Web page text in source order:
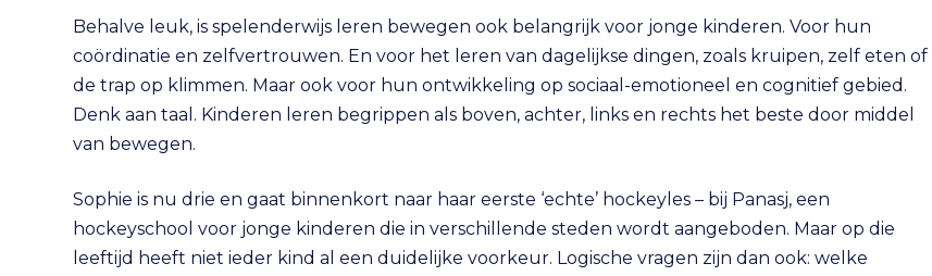
Behalve leuk, is spelenderwijs leren bewegen ook belangrijk voor jonge kinderen. Voor hun
coördinatie en zelfvertrouwen. En voor het leren van dagelijkse dingen, zoals kruipen, zelf eten of
de trap op klimmen. Maar ook voor hun ontwikkeling op sociaal-emotioneel en cognitief gebied.
Denk aan taal. Kinderen leren begrippen als boven, achter, links en rechts het beste door middel
van bewegen.
Sophie is nu drie en gaat binnenkort naar haar eerste ‘echte’ hockeyles – bij Panasj, een
hockeyschool voor jonge kinderen die in verschillende steden wordt aangeboden. Maar op die
leeftijd heeft niet ieder kind al een duidelijke voorkeur. Logische vragen zijn dan ook: welke